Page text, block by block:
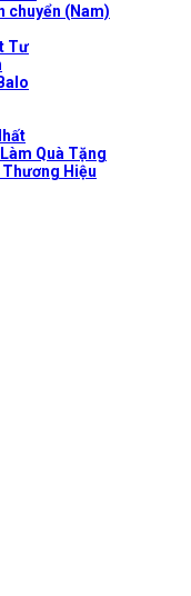
chuyển (Nam)
Tư
Quà Tặng
Hiệu